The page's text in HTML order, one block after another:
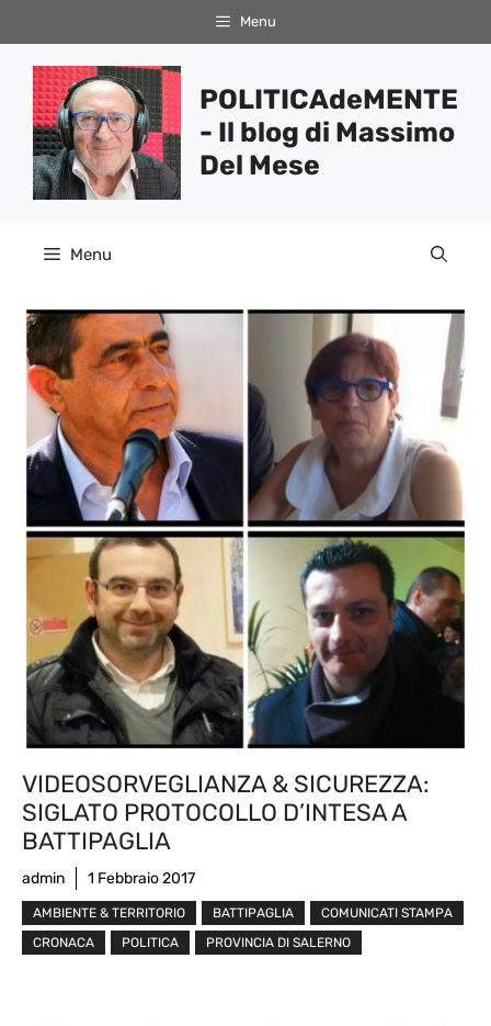
al
contenuto
Menu
POLITICAdeMENTE
- Il blog di Massimo
Del Mese
Menu
VIDEOSORVEGLIANZA & SICUREZZA:
SIGLATO PROTOCOLLO D’INTESA A
BATTIPAGLIA
admin 1 Febbraio 2017
AMBIENTE & TERRITORIO BATTIPAGLIA
COMUNICATI STAMPA
CRONACA
POLITICA PROVINCIA DI SALERNO